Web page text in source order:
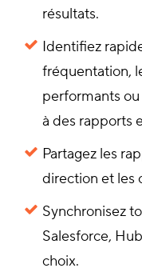
résultats.
Identifiez
fréquentation,
performants
à des rapports
Partagez les
direction et les
Synchronisez
Salesforce,
choix.